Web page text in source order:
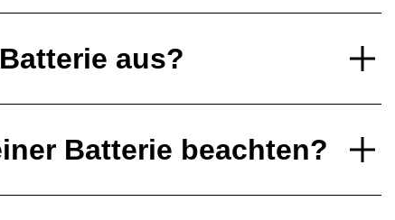
aus?
Batterie beachten?